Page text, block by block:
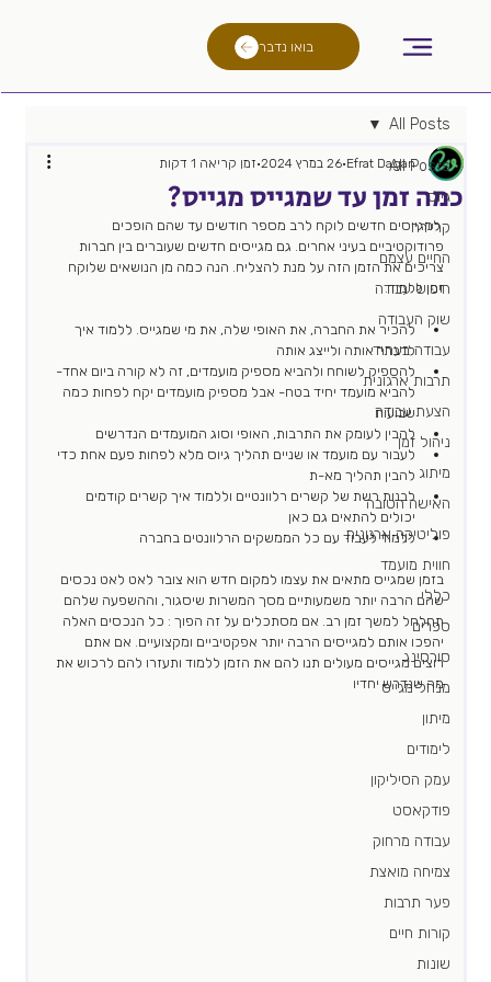
בואו נדבר
All Posts
גיוס
קריירה
החיים עצמם
חיפוש עבודה
שוק העבודה
עבודה בעתיד
תרבות ארגונית
הצעת עבודה
ניהול זמן
מיתוג
האישה הטובה
פוליטיקה ארגונית
חווית מועמד
כללי
ספרים
סורסינג
מנהל מגייס
מיתון
לימודים
עמק הסיליקון
פודקאסט
עבודה מרחוק
צמיחה מואצת
פער תרבות
קורות חיים
שונות
All Posts
כמה זמן עד שמגייס מגייס?
Efrat Dagan 26 במרץ 2024 זמן קריאה 1 דקות
למגייסים חדשים לוקח לרב מספר חודשים עד שהם הופכים
פרודוקטיביים בעיני אחרים. גם מגייסים חדשים שעוברים בין חברות
צריכים את הזמן הזה על מנת להצליח. הנה כמה מן הנושאים שלוקח
זמן ללמוד.
להכיר את החברה, את האופי שלה, את מי שמגייס. ללמוד איך
לדברר אותה ולייצג אותה
להספיק לשוחח ולהביא מספיק מועמדים, זה לא קורה ביום אחד-
להביא מועמד יחיד בטח- אבל מספיק מועמדים יקח לפחות כמה
שבועות
להבין לעומק את התרבות, האופי וסוג המועמדים הנדרשים
לעבור עם מועמד או שניים תהליך גיוס מלא לפחות פעם אחת כדי
להבין תהליך מא-ת
לבנות רשת של קשרים רלוונטיים וללמוד איך קשרים קודמים
יכולים להתאים גם כאן
ללמוד לעבוד עם כל הממשקים הרלוונטים בחברה
בזמן שמגייס מתאים את עצמו למקום חדש הוא צובר לאט לאט נכסים
שהם הרבה יותר משמעותיים מסך המשרות שיסגור, וההשפעה שלהם
תחלחל למשך זמן רב. אם מסתכלים על זה הפוך : כל הנכסים האלה
יהפכו אותם למגייסים הרבה יותר אפקטיביים ומקצועיים. אם אתם
רוצים מגייסים מעולים תנו להם את הזמן ללמוד ותעזרו להם לרכוש את
מה שנדרש יחדיו